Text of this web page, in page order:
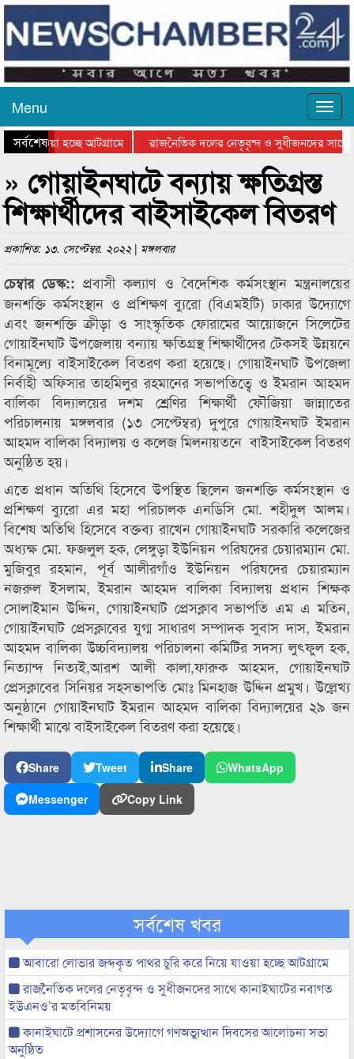
Menu
সর্বশেষ
যাওয়া হচ্ছে আটগ্রামে
রাজনৈতিক দলের নেতৃবৃন্দ ও সুধীজনদের সাথে
পুরস্কার বিতরণ সম্পন্ন
সিলেটে বাংলাদেশ গ্রুপ থিয়েটার
» গোয়াইনঘাটে বন্যায় ক্ষতিগ্রস্ত
শিক্ষার্থীদের বাইসাইকেল বিতরণ
প্রকাশিত: ১৩. সেপ্টেম্বর. ২০২২ | মঙ্গলবার
চেম্বার ডেস্ক::প্রবাসী কল্যাণ ও বৈদেশিক কর্মসংস্থান মন্ত্রনালয়ের
জনশক্তি কর্মসংস্থান ও প্রশিক্ষণ ব্যুরো (বিএমইটি) ঢাকার উদ্যোগে
এবং জনশক্তি ক্রীড়া ও সাংস্কৃতিক ফোরামের আয়োজনে সিলেটের
গোয়াইনঘাট উপজেলায় বন্যায় ক্ষতিগ্রস্থ শিক্ষার্থীদের টেকসই উন্নয়নে
বিনামূল্যে বাইসাইকেল বিতরণ করা হয়েছে। গোয়াইনঘাট উপজেলা
নির্বাহী অফিসার তাহমিলুর রহমানের সভাপতিত্বে ও ইমরান আহমদ
বালিকা বিদ্যালয়ের দশম শ্রেণির শিক্ষার্থী ফৌজিয়া জান্নাতের
পরিচালনায় মঙ্গলবার (১৩ সেপ্টেম্বর) দুপুরে গোয়াইনঘাট ইমরান
আহমদ বালিকা বিদ্যালয় ও কলেজ মিলনায়তনে বাইসাইকেল বিতরণ
অনুষ্ঠিত হয়।
এতে প্রধান অতিথি হিসেবে উপস্থিত ছিলেন জনশক্তি কর্মসংস্থান ও
প্রশিক্ষণ ব্যুরো এর মহা পরিচালক এনডিসি মো. শহীদুল আলম।
বিশেষ অতিথি হিসেবে বক্তব্য রাখেন গোয়াইনঘাট সরকারি কলেজের
অধ্যক্ষ মো. ফজলুল হক, লেঙ্গুড়া ইউনিয়ন পরিষদের চেয়ারম্যান মো.
মুজিবুর রহমান, পূর্ব আলীরগাঁও ইউনিয়ন পরিষদের চেয়ারম্যান
নজরুল ইসলাম, ইমরান আহমদ বালিকা বিদ্যালয় প্রধান শিক্ষক
সোলাইমান উদ্দিন, গোয়াইনঘাট প্রেসক্লাব সভাপতি এম এ মতিন,
গোয়াইনঘাট প্রেসক্লাবের যুগ্ম সাধারণ সম্পাদক সুবাস দাস, ইমরান
আহমদ বালিকা উচ্চবিদ্যালয় পরিচালনা কমিটির সদস্য লুৎফুল হক,
নিত্যান্দ নিত্যই,আরশ আলী কালা,ফারুক আহমদ, গোয়াইনঘাট
প্রেসক্লাবের সিনিয়র সহসভাপতি মোঃ মিনহাজ উদ্দিন প্রমুখ। উল্লেখ্য
অনুষ্ঠানে গোয়াইনঘাট ইমরান আহমদ বালিকা বিদ্যালয়ের ২৯ জন
শিক্ষার্থী মাঝে বাইসাইকেল বিতরণ করা হয়েছে।
Share Tweet Share
WhatsApp
Messenger
Copy Link
সর্বশেষ খবর
আবারো লোভার জব্দকৃত পাথর চুরি করে নিয়ে যাওয়া হচ্ছে আটগ্রামে
রাজনৈতিক দলের নেতৃবৃন্দ ও সুধীজনদের সাথে কানাইঘাটের নবাগত
ইউএনও’র মতবিনিময়
কানাইঘাটে প্রশাসনের উদ্যোগে গণঅভ্যুত্থান দিবসের আলোচনা সভা
অনুষ্ঠিত